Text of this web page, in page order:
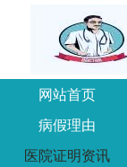
网站首页
病假理由
医院证明资讯